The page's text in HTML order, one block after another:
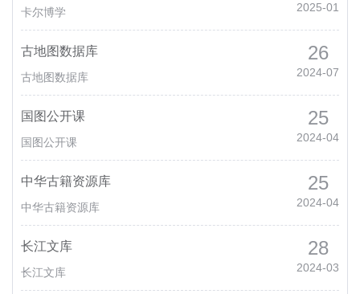
卡尔博学 2025-01
古地图数据库
古地图数据库
26
2024-07
国图公开课
国图公开课
25
2024-04
中华古籍资源库
中华古籍资源库
25
2024-04
长江文库
长江文库
28
2024-03